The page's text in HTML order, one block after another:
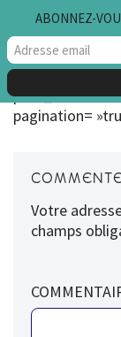
Aller
au
[blog_list
post_content=
pagination=
Votre
champs
ABONNEZ-